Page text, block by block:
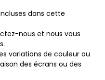
dans cette
nous et nous vous
variations de couleur ou
des écrans ou des